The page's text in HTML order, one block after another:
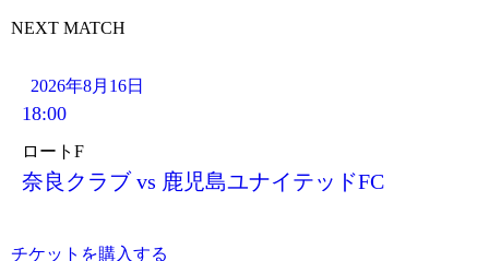
NEXT MATCH
2026年8月16日
18:00
ロートF
奈良クラブ vs 鹿児島ユナイテッドFC
チケットを購入する